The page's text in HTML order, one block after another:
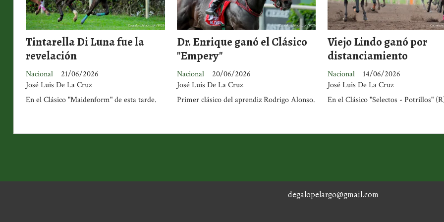
Tintarella Di Luna fue la
revelación
José Luis De La Cruz
Nacional 21/06/2026
En el Clásico "Maidenform" de esta tarde.
Dr. Enrique ganó el Clásico
"Empery"
José Luis De La Cruz
Nacional 20/06/2026
Primer clásico del aprendiz Rodrigo Alonso.
Viejo Lindo ganó por
distanciamiento
José Luis De La Cruz
Nacional 14/06/2026
En el Clásico "Selectos - Potrillos"
degalopelargo@gmail.com